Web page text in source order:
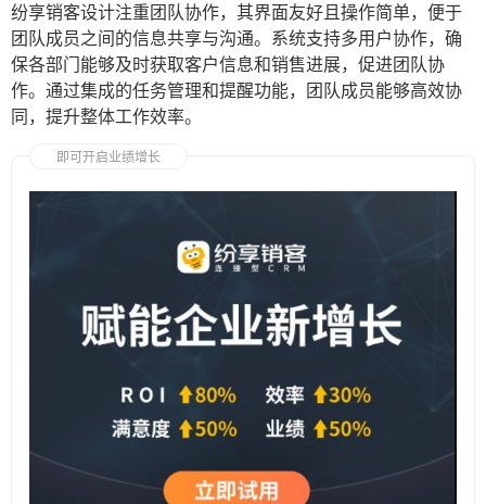
纷享销客设计注重团队协作，其界面友好且操作简单，便于
团队成员之间的信息共享与沟通。系统支持多用户协作，确
保各部门能够及时获取客户信息和销售进展，促进团队协
作。通过集成的任务管理和提醒功能，团队成员能够高效协
同，提升整体工作效率。
即可开启业绩增长